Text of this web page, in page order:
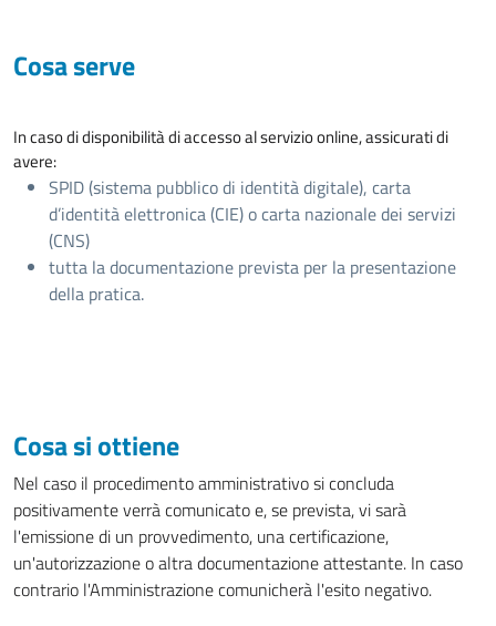
Cosa serve
In caso di disponibilità di accesso al servizio online, assicurati di
avere:
SPID (sistema pubblico di identità digitale), carta
d’identità elettronica (CIE) o carta nazionale dei servizi
(CNS)
tutta la documentazione prevista per la presentazione
della pratica.
Cosa si ottiene
Nel caso il procedimento amministrativo si concluda
positivamente verrà comunicato e, se prevista, vi sarà
l'emissione di un provvedimento, una certificazione,
un'autorizzazione o altra documentazione attestante. In caso
contrario l'Amministrazione comunicherà l'esito negativo.